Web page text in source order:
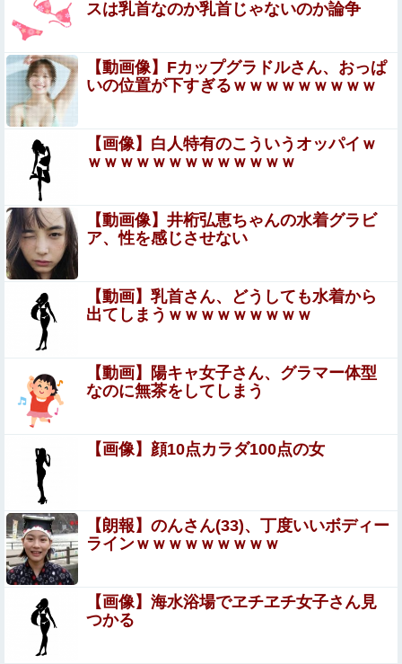
【悲報】ワイのせいで会社を辞めた新人が「3人」もいた
ことが発覚ｗｗｗｗｗ
私の不倫が夫と娘にバレてしまい、今はお情けで家に
置いてもらっている状態です。行為を娘に見られてい
たなんて全く気付きませんでした。娘の「汚...
【閲覧注意】大阪で警察官に射殺された ”刃物男” の無修
正動画が海外で話題に「日本の光景とは思えない」
『I"s〈アイズ〉』の桂正和さん、とんでもなくエ●チなパ
ンツを描く。これもう芸術だろ
【画像】 あまりにも完璧過ぎるお姉ちゃんが見つかってし
まうｗｗｗｗｗ
移民ベトナム女達の宅飲み、レベチｗｗｗｗｗｗ
ｗｗｗｗｗｗｗｗｗｗｗｗｗｗｗｗｗｗ
★【ワートリ】今月第261話「遠征選抜試験Ⅱ④」【最新
話コメント用】
【画像】山ガールさん、山でラーメンを食べたらおじさん
に怒られるｗｗｗ
職場の無能、催促しても放置→引き取ろうとすると「申し
訳ないからやる」と拒否…やる気ないなら引き受けるな
よ・・・
畑下由佳アナ ニットの胸元がくっきり！！
おねショタ？エ□ガキに孕まされる両儀式♥️????♥️????♥️
「レッドドラゴン」←炎吐いてきそう 「グリーンドラゴ
ン」←こいつは？
【動画】よく助けられたな。岐阜の川で外国人が溺れてし
スは乳首なのか乳首じゃないのか論争
【動画像】Fカップグラドルさん、おっぱ
いの位置が下すぎるｗｗｗｗｗｗｗｗｗ
【画像】白人特有のこういうオッパイｗ
ｗｗｗｗｗｗｗｗｗｗｗｗｗ
【動画像】井桁弘恵ちゃんの水着グラビ
ア、性を感じさせない
【動画】乳首さん、どうしても水着から
出てしまうｗｗｗｗｗｗｗｗｗ
【動画】陽キャ女子さん、グラマー体型
なのに無茶をしてしまう
【画像】顔10点カラダ100点の女
【朗報】のんさん(33)、丁度いいボディー
ラインｗｗｗｗｗｗｗｗｗ
【画像】海水浴場でヱチヱチ女子さん見
つかる